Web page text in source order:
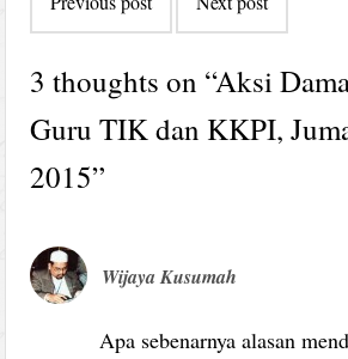
navigation
3 thoughts on “Aksi
Guru TIK dan KKPI,
2015”
Wijaya Kusumah
Apa sebenarnya alasan